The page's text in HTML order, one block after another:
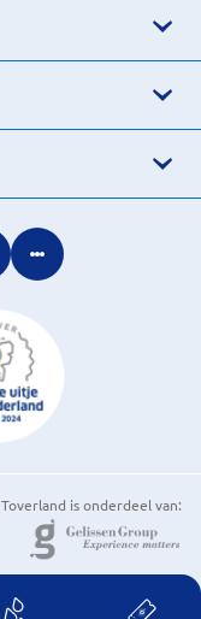
Toverland is onderdeel van: